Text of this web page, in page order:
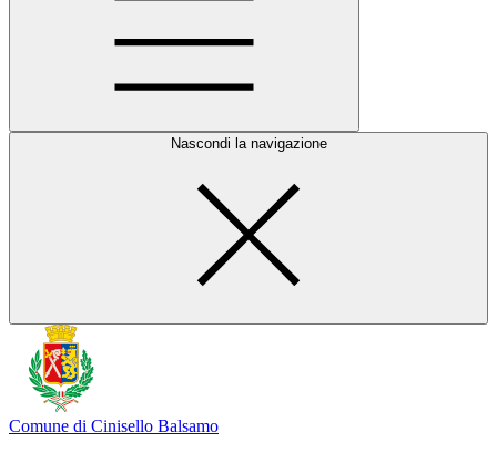
Nascondi la navigazione
Comune di Cinisello Balsamo